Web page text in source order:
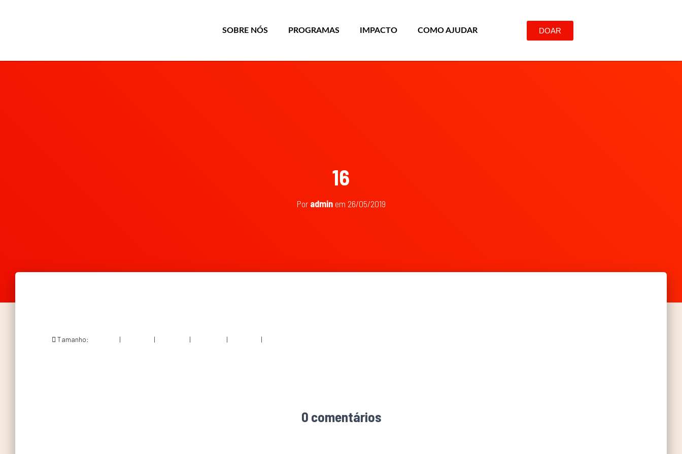
SOBRE NÓS PROGRAMAS IMPACTO COMO AJUDAR DOAR
16
Por admin em 26/05/2019
Tamanho: | | | | |
0 comentários